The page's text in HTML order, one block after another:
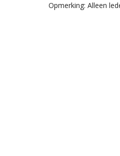
Opmerking: Alleen